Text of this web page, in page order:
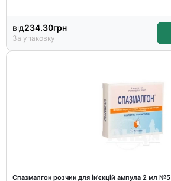
від234.30грн
За упаковку
Спазмалгон розчин для ін'єкцій ампула 2 мл №5